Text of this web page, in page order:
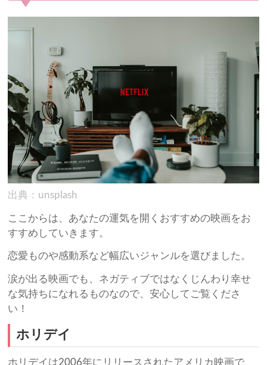
出典：unsplash
ここからは、あなたの運気を開くおすすめの映画をお
すすめしていきます。
恋愛ものや感動系など幅広いジャンルを選びました。
涙が出る映画でも、ネガティブではなくじんわり幸せ
な気持ちになれるものなので、安心してご覧くださ
い！
ホリデイ
ホリデイは2006年にリリースされたアメリカ映画で